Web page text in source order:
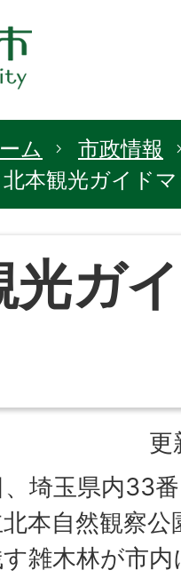
ム
市政情報
北本観光ガイド
光ガ
更
埼玉県内33
本自然観察
雑木林が市